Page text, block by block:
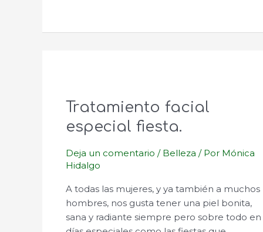
Tratamiento facial
especial fiesta.
Deja un comentario / Belleza / Por Mónica
Hidalgo
A todas las mujeres, y ya también a muchos
hombres, nos gusta tener una piel bonita,
sana y radiante siempre pero sobre todo en